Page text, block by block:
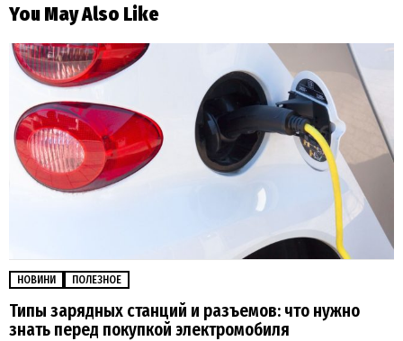
You May Also Like
НОВИНИ ПОЛЕЗНОЕ
Типы зарядных станций и разъемов: что нужно
знать перед покупкой электромобиля